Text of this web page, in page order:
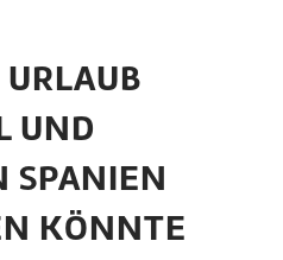
UND
SPANIEN
KÖNNTE